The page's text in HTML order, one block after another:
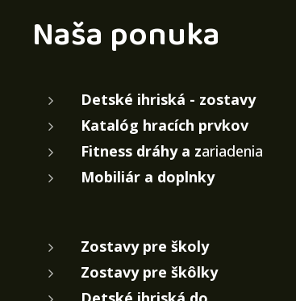
Naša ponuka
Detské ihriská - zostavy
Katalóg hracích prvkov
Fitness dráhy a zariadenia
Mobiliár a doplnky
Zostavy pre školy
Zostavy pre škôlky